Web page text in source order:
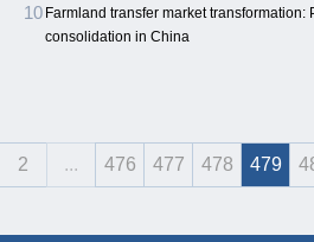
10 Farmland transfer market transformation:
consolidation in China
2 ... 476 477 478 479